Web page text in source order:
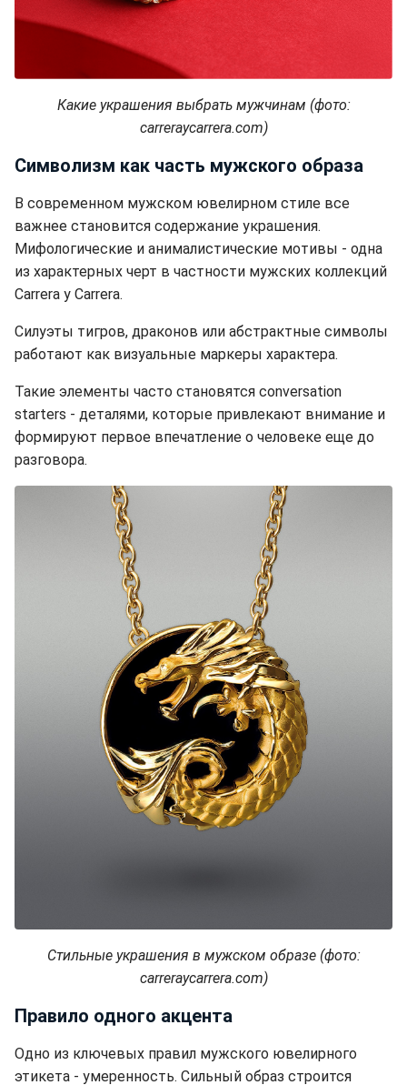
Какие украшения выбрать мужчинам (фото:
carreraycarrera.com)
Символизм как часть мужского образа
В современном мужском ювелирном стиле все
важнее становится содержание украшения.
Мифологические и анималистические мотивы - одна
из характерных черт в частности мужских коллекций
Carrera y Carrera.
Силуэты тигров, драконов или абстрактные символы
работают как визуальные маркеры характера.
Такие элементы часто становятся conversation
starters - деталями, которые привлекают внимание и
формируют первое впечатление о человеке еще до
разговора.
Стильные украшения в мужском образе (фото:
carreraycarrera.com)
Правило одного акцента
Одно из ключевых правил мужского ювелирного
этикета - умеренность. Сильный образ строится